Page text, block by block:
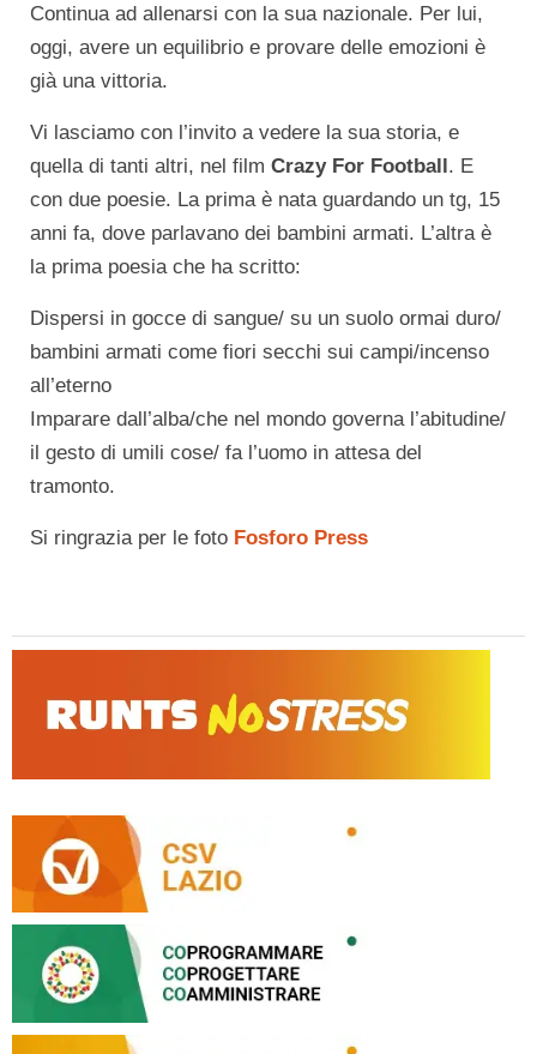
Continua ad allenarsi con la sua nazionale. Per lui,
oggi, avere un equilibrio e provare delle emozioni è
già una vittoria.
Vi lasciamo con l’invito a vedere la sua storia, e
quella di tanti altri, nel film Crazy For Football. E
con due poesie. La prima è nata guardando un tg, 15
anni fa, dove parlavano dei bambini armati. L’altra è
la prima poesia che ha scritto:
Dispersi in gocce di sangue/ su un suolo ormai duro/
bambini armati come fiori secchi sui campi/incenso
all’eterno
Imparare dall’alba/che nel mondo governa l’abitudine/
il gesto di umili cose/ fa l’uomo in attesa del
tramonto.
Si ringrazia per le foto Fosforo Press